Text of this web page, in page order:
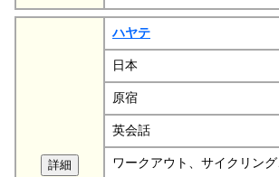
ハヤテ
日本
原宿
英会話
ワークアウト、サイクリン